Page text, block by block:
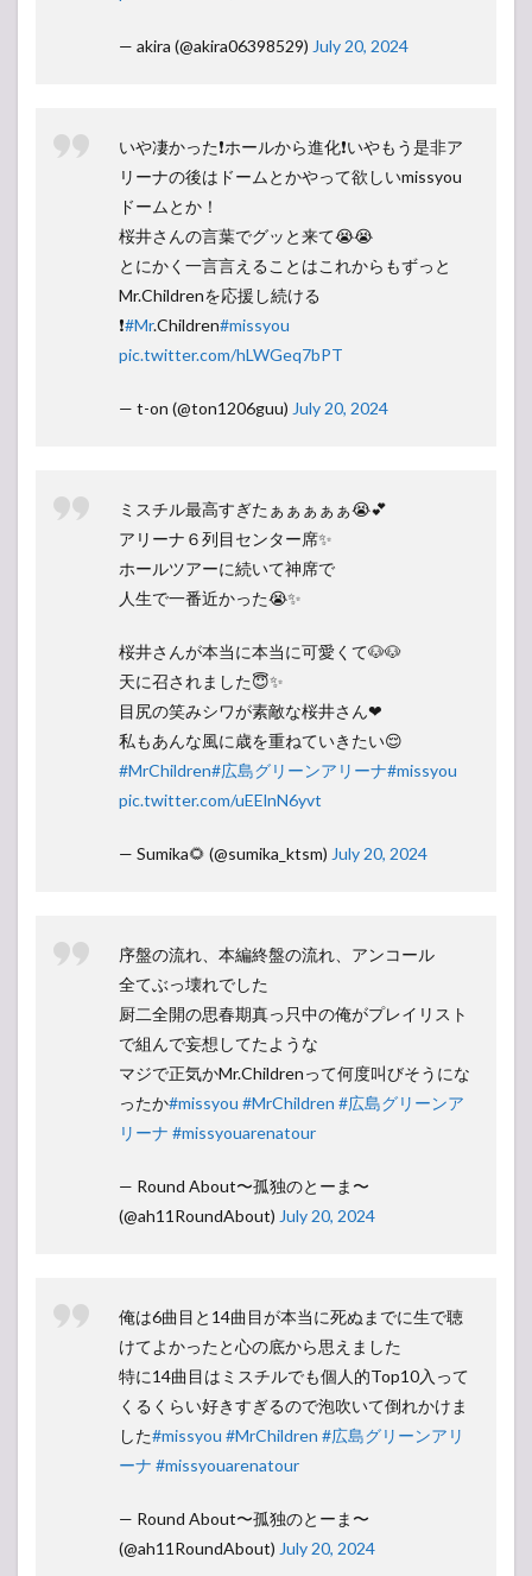
— akira (@akira06398529) July 20, 2024
いや凄かった❗️ホールから進化❗️いやもう是非ア
リーナの後はドームとかやって欲しいmissyou
ドームとか！
桜井さんの言葉でグッと来て😭😭
とにかく一言言えることはこれからもずっと
Mr.Childrenを応援し続ける
❗️#Mr.Children#missyou
pic.twitter.com/hLWGeq7bPT
— t-on (@ton1206guu) July 20, 2024
ミスチル最高すぎたぁぁぁぁぁ😭💕
アリーナ６列目センター席✨
ホールツアーに続いて神席で
人生で一番近かった😭✨
桜井さんが本当に本当に可愛くて🐶🐶
天に召されました😇✨
目尻の笑みシワが素敵な桜井さん❤
私もあんな風に歳を重ねていきたい😌
#MrChildren#広島グリーンアリーナ#missyou
pic.twitter.com/uEElnN6yvt
— Sumika🌻 (@sumika_ktsm) July 20, 2024
序盤の流れ、本編終盤の流れ、アンコール
全てぶっ壊れでした
厨二全開の思春期真っ只中の俺がプレイリスト
で組んで妄想してたような
マジで正気かMr.Childrenって何度叫びそうにな
ったか#missyou #MrChildren #広島グリーンア
リーナ #missyouarenatour
— Round About〜孤独のとーま〜
(@ah11RoundAbout) July 20, 2024
俺は6曲目と14曲目が本当に死ぬまでに生で聴
けてよかったと心の底から思えました
特に14曲目はミスチルでも個人的Top10入って
くるくらい好きすぎるので泡吹いて倒れかけま
した#missyou #MrChildren #広島グリーンアリ
ーナ #missyouarenatour
— Round About〜孤独のとーま〜
(@ah11RoundAbout) July 20, 2024